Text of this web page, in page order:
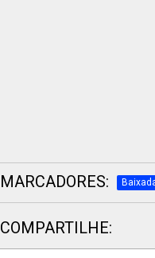
MARCADORES:
COMPARTILHE: